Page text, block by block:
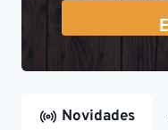
Novidades